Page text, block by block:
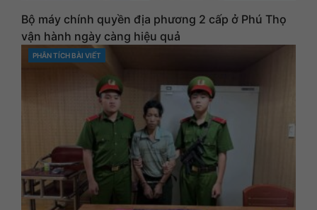
Bộ máy chính quyền địa phương 2 cấp ở Phú Thọ
vận hành ngày càng hiệu quả
CATEGORIES
PHÂN TÍCH BÀI VIẾT